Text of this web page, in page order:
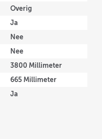
Overig
Ja
Nee
Nee
3800 Millimeter
665 Millimeter
Ja